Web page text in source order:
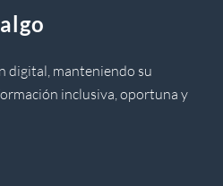
digital, manteniendo su
inclusiva, oportuna y